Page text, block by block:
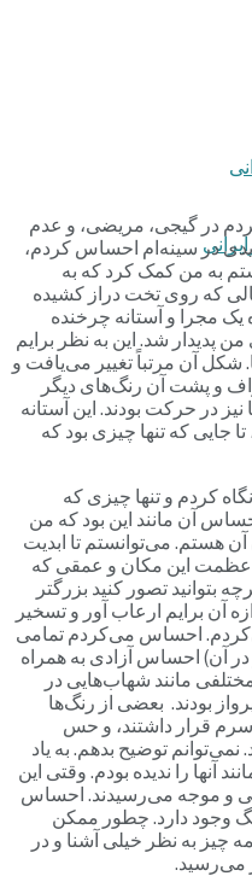
در گیجی، مریضی، و عدم
در سینه‌ام احساس کردم،
به من کمک کرد که به
که روی تخت دراز کشیده
یک مجرا و آستانه چرخنده
پدیدار شد. این به نظر برایم
شکل آن مرتباً تغییر می‌یافت و
و پشت آن رنگ‌های دیگر
در حرکت بودند. این آستانه
جایی که تنها چیزی بود که
کردم و تنها چیزی که
آن مانند این بود که من
هستم. می‌توانستم تا ابدیت
عظمت این مکان و عمقی که
بتوانید تصور کنید بزرگتر
آن برایم ارعاب آور و تسخیر
احساس می‌کردم تمامی
آن) احساس آزادی به همراه
مانند شهاب‌هایی در
بودند. بعضی از رنگ‌ها
قرار داشتند، و حس
توضیح بدهم. به یاد
آنها را ندیده بودم. وقتی این
و موجه می‌رسیدند. احساس
رنگ وجود دارد. چطور ممکن
به نظر خیلی آشنا و در
می‌رسید.